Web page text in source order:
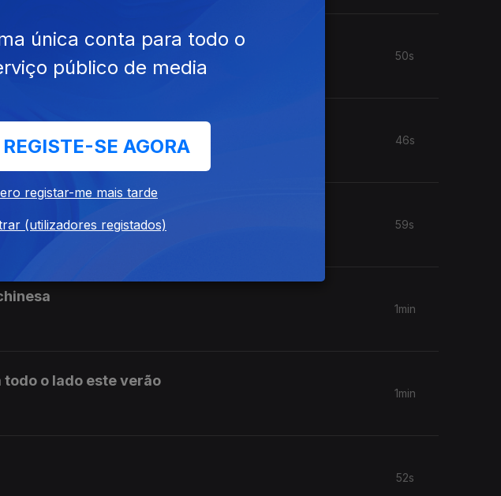
do verão
50s
46s
59s
1min
o lado este verão
1min
52s
única conta para todo o
público de media
REGISTE-SE AGORA
registar-me mais tarde
(utilizadores registados)